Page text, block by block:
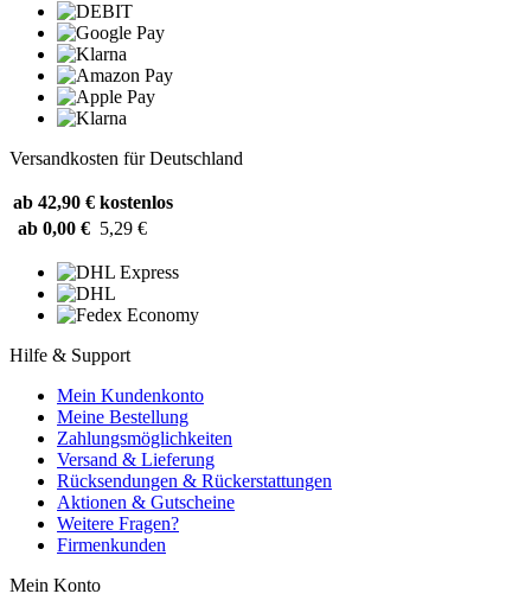
Versandkosten für Deutschland
ab 42,90 € kostenlos
ab 0,00 € 5,29 €
Hilfe & Support
Mein Kundenkonto
Meine Bestellung
Zahlungsmöglichkeiten
Versand & Lieferung
Rücksendungen & Rückerstattungen
Aktionen & Gutscheine
Weitere Fragen?
Firmenkunden
Mein Konto